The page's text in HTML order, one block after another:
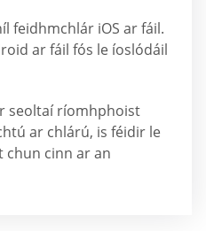
feidhmchlár iOS ar fáil.
ar fáil fós le íoslódáil
seoltaí ríomhphoist
ar chlárú, is féidir le
chun cinn ar an